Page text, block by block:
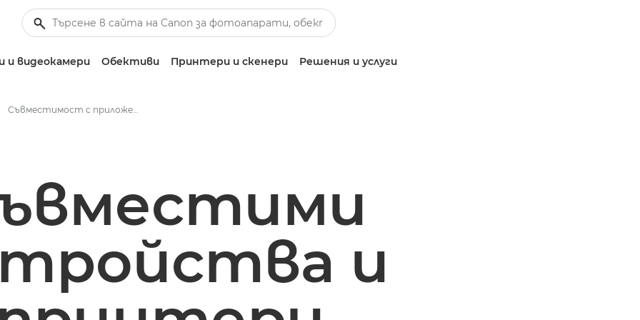
видеокамери Обективи Принтери и скенери Решения и услуги
Съвместимост с приложението Canon PRINT Business
и